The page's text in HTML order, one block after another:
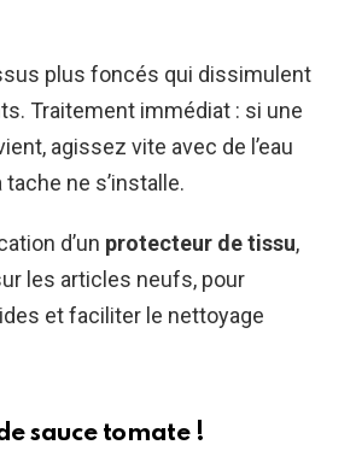
plus foncés qui dissimulent
Traitement immédiat : si une
agissez vite avec de l’eau
ne s’installe.
d’un protecteur de tissu,
les articles neufs, pour
et faciliter le nettoyage
sauce tomate !